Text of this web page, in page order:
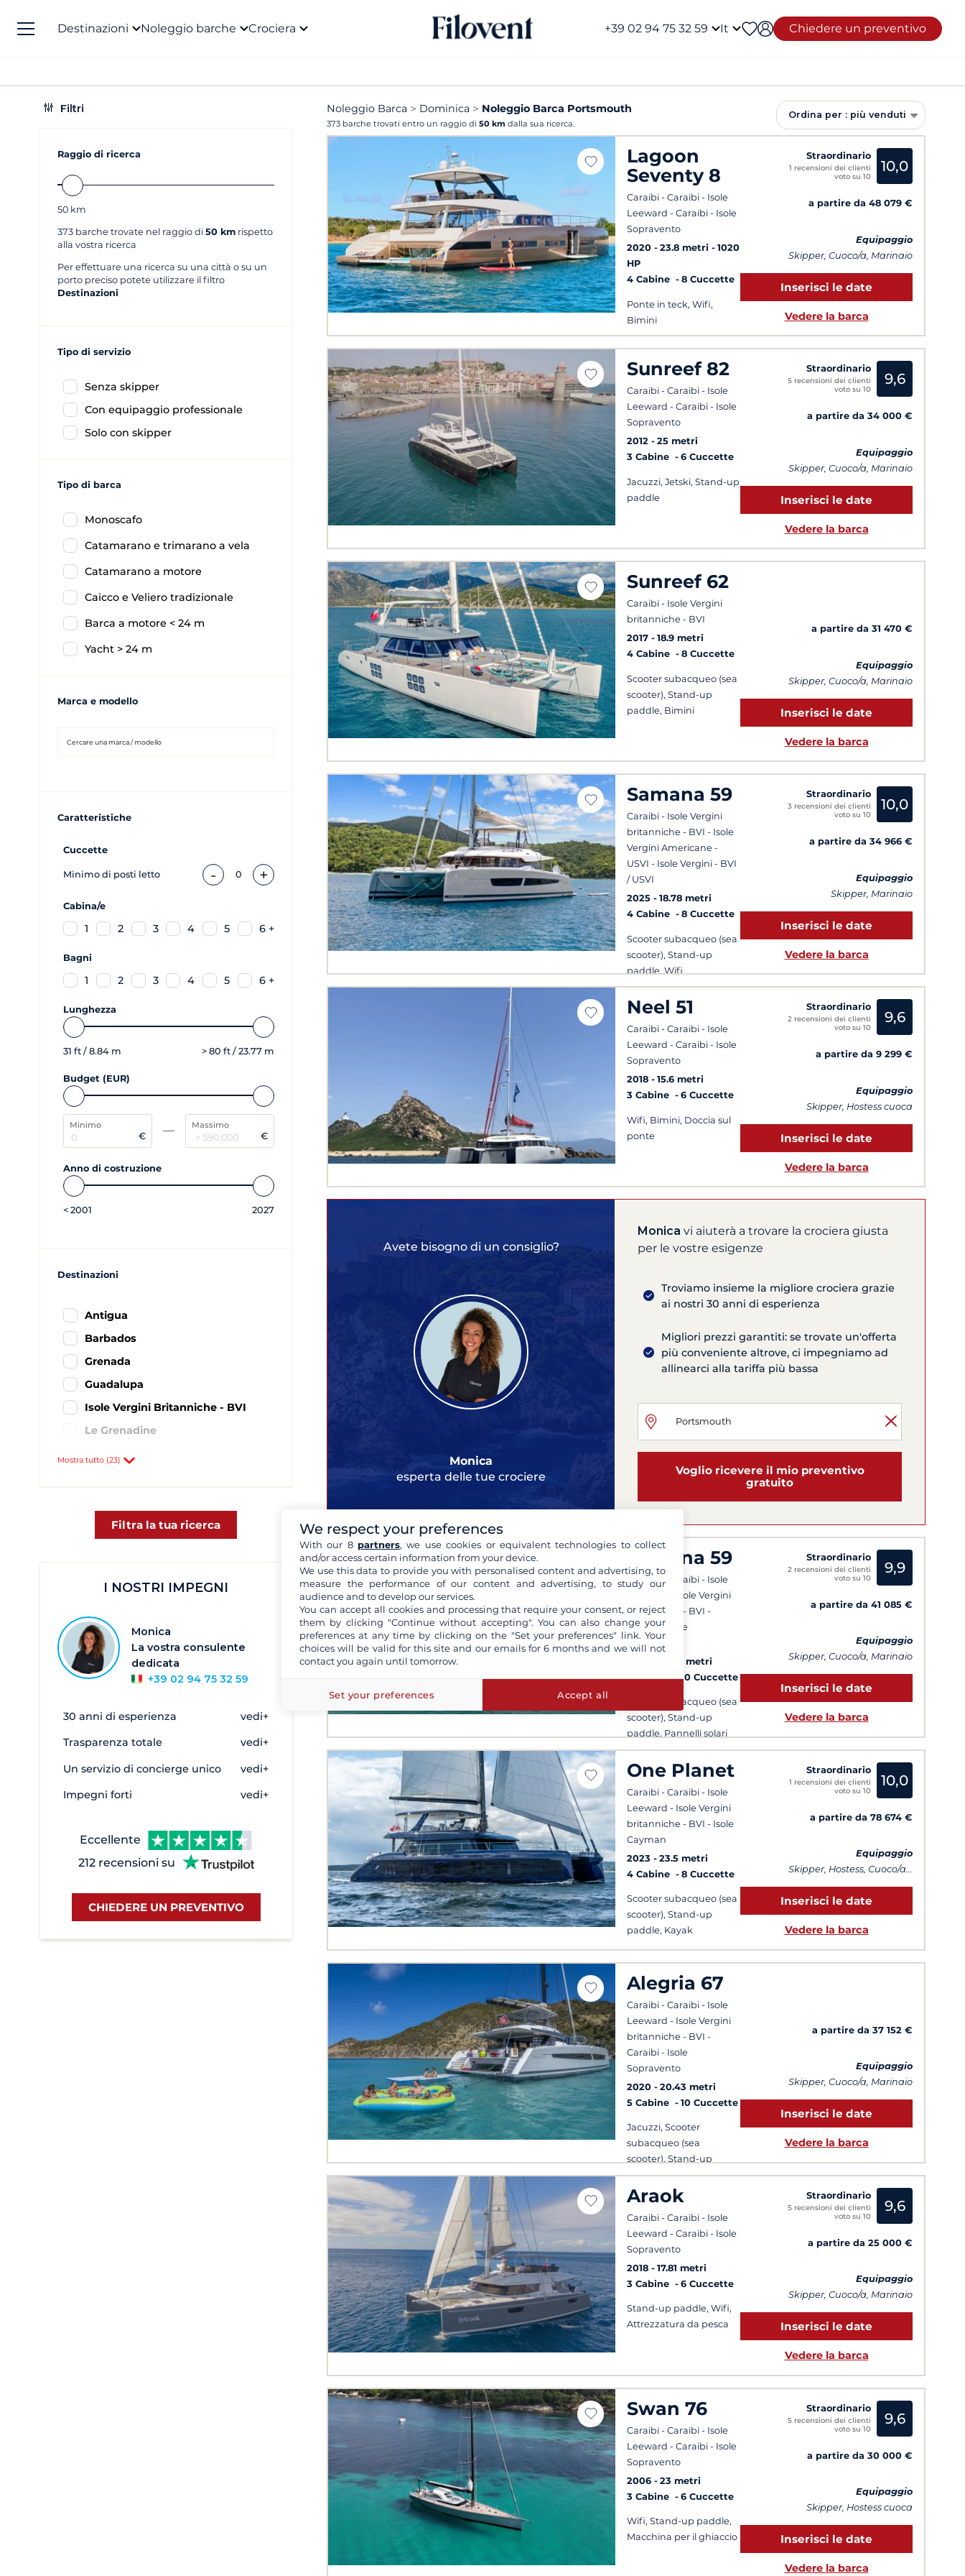
Destinazioni Noleggio barche Crociera +39 02 94 75 32 59 It Chiedere un preventivo
Filtri
Raggio di ricerca
50 km
373 barche trovate nel raggio di 50 km rispetto
alla vostra ricerca
Per effettuare una ricerca su una città o su un
porto preciso potete utilizzare il filtro
Destinazioni
Tipo di servizio
Senza skipper
Con equipaggio professionale
Solo con skipper
Tipo di barca
Monoscafo
Catamarano e trimarano a vela
Catamarano a motore
Caicco e Veliero tradizionale
Barca a motore < 24 m
Yacht > 24 m
Marca e modello
Caratteristiche
Cuccette
Minimo di posti letto - 0 +
Cabina/e
1 2 3 4 5 6 +
Bagni
1 2 3 4 5 6 +
Lunghezza
31 ft / 8.84 m > 80 ft / 23.77 m
Budget (EUR)
Minimo
€
Massimo
€
Anno di costruzione
< 2001 2027
Destinazioni
Antigua
Barbados
Grenada
Guadalupa
Isole Vergini Britanniche - BVI
Le Grenadine
Santa Lucia
Isole Vergini Americane - USVI
Saint Thomas
Saint Vincent
San Martino - Francese
Sint Maarten - Parte olandese
Mostra tutto (23)
Filtra la tua ricerca
I NOSTRI IMPEGNI
Monica
La vostra consulente
dedicata
+39 02 94 75 32 59
30 anni di esperienza vedi+
Trasparenza totale vedi+
Un servizio di concierge unico vedi+
Impegni forti vedi+
Eccellente
212 recensioni su
CHIEDERE UN PREVENTIVO
Noleggio Barca Dominica Noleggio Barca Portsmouth
373 barche trovati entro un raggio di 50 km dalla sua ricerca.
Ordina per : più venduti
Lagoon
Seventy 8
Caraibi - Caraibi - Isole
Leeward - Caraibi - Isole
Sopravento
2020
23.8 metri
1020
HP
4 Cabine
8 Cuccette
Ponte in teck, Wifi,
Bimini
Straordinario
1 recensioni dei clienti
voto su 10
10,0
a partire da 48 079 €
Equipaggio
Skipper, Cuoco/a, Marinaio
Inserisci le date
Vedere la barca
Sunreef 82
Caraibi - Caraibi - Isole
Leeward - Caraibi - Isole
Sopravento
2012
25 metri
3 Cabine
6 Cuccette
Jacuzzi, Jetski, Stand-up
paddle
Straordinario
5 recensioni dei clienti
voto su 10
9,6
a partire da 34 000 €
Equipaggio
Skipper, Cuoco/a, Marinaio
Inserisci le date
Vedere la barca
Sunreef 62
Caraibi - Isole Vergini
britanniche - BVI
2017
18.9 metri
4 Cabine
8 Cuccette
Scooter subacqueo (sea
scooter), Stand-up
paddle, Bimini
a partire da 31 470 €
Equipaggio
Skipper, Cuoco/a, Marinaio
Inserisci le date
Vedere la barca
Samana 59
Caraibi - Isole Vergini
britanniche - BVI - Isole
Vergini Americane -
USVI - Isole Vergini - BVI
/ USVI
2025
18.78 metri
4 Cabine
8 Cuccette
Scooter subacqueo (sea
scooter), Stand-up
paddle, Wifi
Straordinario
3 recensioni dei clienti
voto su 10
10,0
a partire da 34 966 €
Equipaggio
Skipper, Marinaio
Inserisci le date
Vedere la barca
Neel 51
Caraibi - Caraibi - Isole
Leeward - Caraibi - Isole
Sopravento
2018
15.6 metri
3 Cabine
6 Cuccette
Wifi, Bimini, Doccia sul
ponte
Straordinario
2 recensioni dei clienti
voto su 10
9,6
a partire da 9 299 €
Equipaggio
Skipper, Hostess cuoca
Inserisci le date
Vedere la barca
Avete bisogno di un consiglio?
Monica
esperta delle tue crociere
Monica vi aiuterà a trovare la crociera giusta
per le vostre esigenze
Troviamo insieme la migliore crociera grazie
ai nostri 30 anni di esperienza
Migliori prezzi garantiti: se trovate un'offerta
più conveniente altrove, ci impegniamo ad
allinearci alla tariffa più bassa
Voglio ricevere il mio preventivo
gratuito
Samana 59
Caraibi - Caraibi - Isole
Leeward - Isole Vergini
britanniche - BVI -
Caraibi - Isole
Sopravento
18.78 metri
5 Cabine
10 Cuccette
Scooter subacqueo (sea
scooter), Stand-up
paddle, Pannelli solari
Straordinario
2 recensioni dei clienti
voto su 10
9,9
a partire da 41 085 €
Equipaggio
Skipper, Cuoco/a, Marinaio
Inserisci le date
Vedere la barca
One Planet
Caraibi - Caraibi - Isole
Leeward - Isole Vergini
britanniche - BVI - Isole
Cayman
2023
23.5 metri
4 Cabine
8 Cuccette
Scooter subacqueo (sea
scooter), Stand-up
paddle, Kayak
Straordinario
1 recensioni dei clienti
voto su 10
10,0
a partire da 78 674 €
Equipaggio
Skipper, Hostess, Cuoco/a...
Inserisci le date
Vedere la barca
Alegria 67
Caraibi - Caraibi - Isole
Leeward - Isole Vergini
britanniche - BVI -
Caraibi - Isole
Sopravento
2020
20.43 metri
5 Cabine
10 Cuccette
Jacuzzi, Scooter
subacqueo (sea
scooter), Stand-up
paddle
a partire da 37 152 €
Equipaggio
Skipper, Cuoco/a, Marinaio
Inserisci le date
Vedere la barca
Araok
Caraibi - Caraibi - Isole
Leeward - Caraibi - Isole
Sopravento
2018
17.81 metri
3 Cabine
6 Cuccette
Stand-up paddle, Wifi,
Attrezzatura da pesca
Straordinario
5 recensioni dei clienti
voto su 10
9,6
a partire da 25 000 €
Equipaggio
Skipper, Cuoco/a, Marinaio
Inserisci le date
Vedere la barca
Swan 76
Caraibi - Caraibi - Isole
Leeward - Caraibi - Isole
Sopravento
2006
23 metri
3 Cabine
6 Cuccette
Wifi, Stand-up paddle,
Macchina per il ghiaccio
Straordinario
5 recensioni dei clienti
voto su 10
9,6
a partire da 30 000 €
Equipaggio
Skipper, Hostess cuoca
Inserisci le date
Vedere la barca
We respect your preferences
With our 8 partners, we use cookies or equivalent technologies to collect
and/or access certain information from your device.
We use this data to provide you with personalised content and advertising, to
measure the performance of our content and advertising, to study our
audience and to develop our services.
You can accept all cookies and processing that require your consent, or reject
them by clicking "Continue without accepting". You can also change your
preferences at any time by clicking on the "Set your preferences" link. Your
choices will be valid for this site and our emails for 6 months and we will not
contact you again until tomorrow.
Set your preferences Accept all